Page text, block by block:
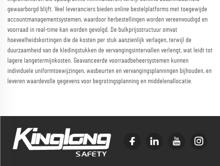
gewaarborgd blijft. Veel leveranciers bieden online bestelplatforms met toegewijde
accountmanagementsystemen, waardoor herbestellingen worden vereenvoudigd en
voorraad in real-time kan worden gevolgd. De bulkprijsstructuur omvat
hoeveelheidskortingen die de kosten per stuk aanzienlijk verlagen, terwijl de
duurzaamheid van de kledingstukken de vervangingsintervallen verlengt, wat leidt tot
lagere langetermijnkosten. Geavanceerde voorraadbeheersystemen kunnen
individuele uniformtoewijzingen, wasbeurten en vervangingsplanningen bijhouden, en
leveren waardevolle gegevens voor begrotingsplanning en middelenallocatie.